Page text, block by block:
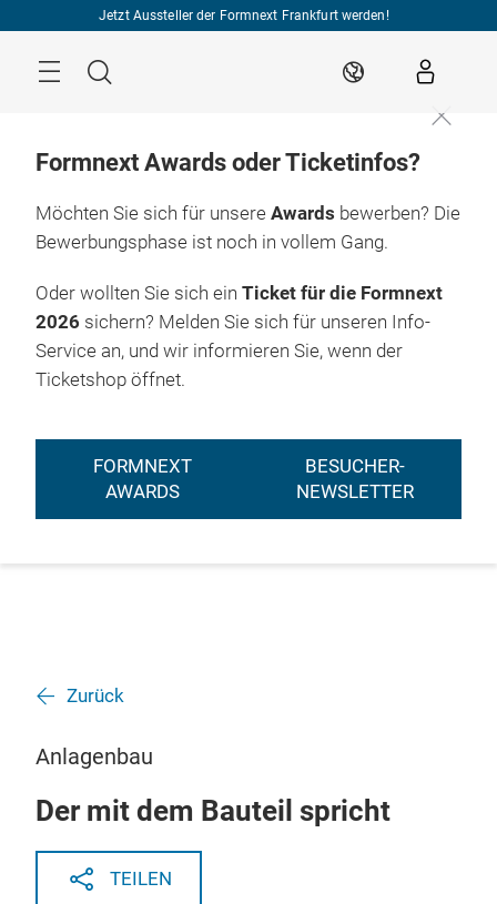
Jetzt Aussteller der Formnext Frankfurt werden!
Suche DE
Formnext Awards oder Ticketinfos?
Möchten Sie sich für unsere Awards bewerben? Die
Bewerbungsphase ist noch in vollem Gang.
Oder wollten Sie sich ein Ticket für die Formnext
2026 sichern? Melden Sie sich für unseren Info-
Service an, und wir informieren Sie, wenn der
Ticketshop öffnet.
FORMNEXT
AWARDS
BESUCHER-
NEWSLETTER
Zurück
Anlagenbau
Der mit dem Bauteil spricht
TEILEN